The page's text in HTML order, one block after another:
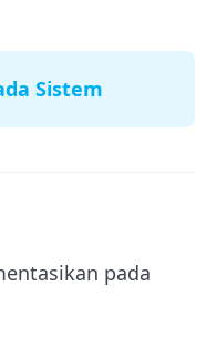
Sistem
pada